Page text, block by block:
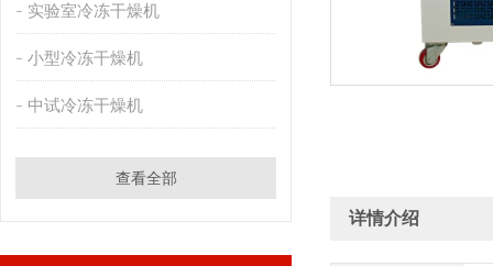
实验室冷冻干燥机
小型冷冻干燥机
中试冷冻干燥机
查看全部
详情介绍